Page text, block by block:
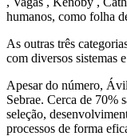
humanos, como folha
As outras três
com diversos sistemas
Apesar do número,
Sebrae. Cerca de 70%
seleção,
processos de forma